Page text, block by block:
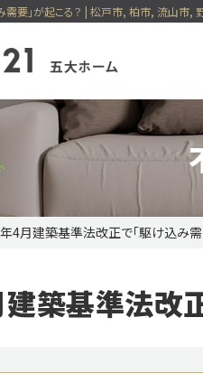
五大ホームのおすすめ物件
すぐ見られるマンション 今す
4月建築基準法改正で「駆け込み需
築基準法改